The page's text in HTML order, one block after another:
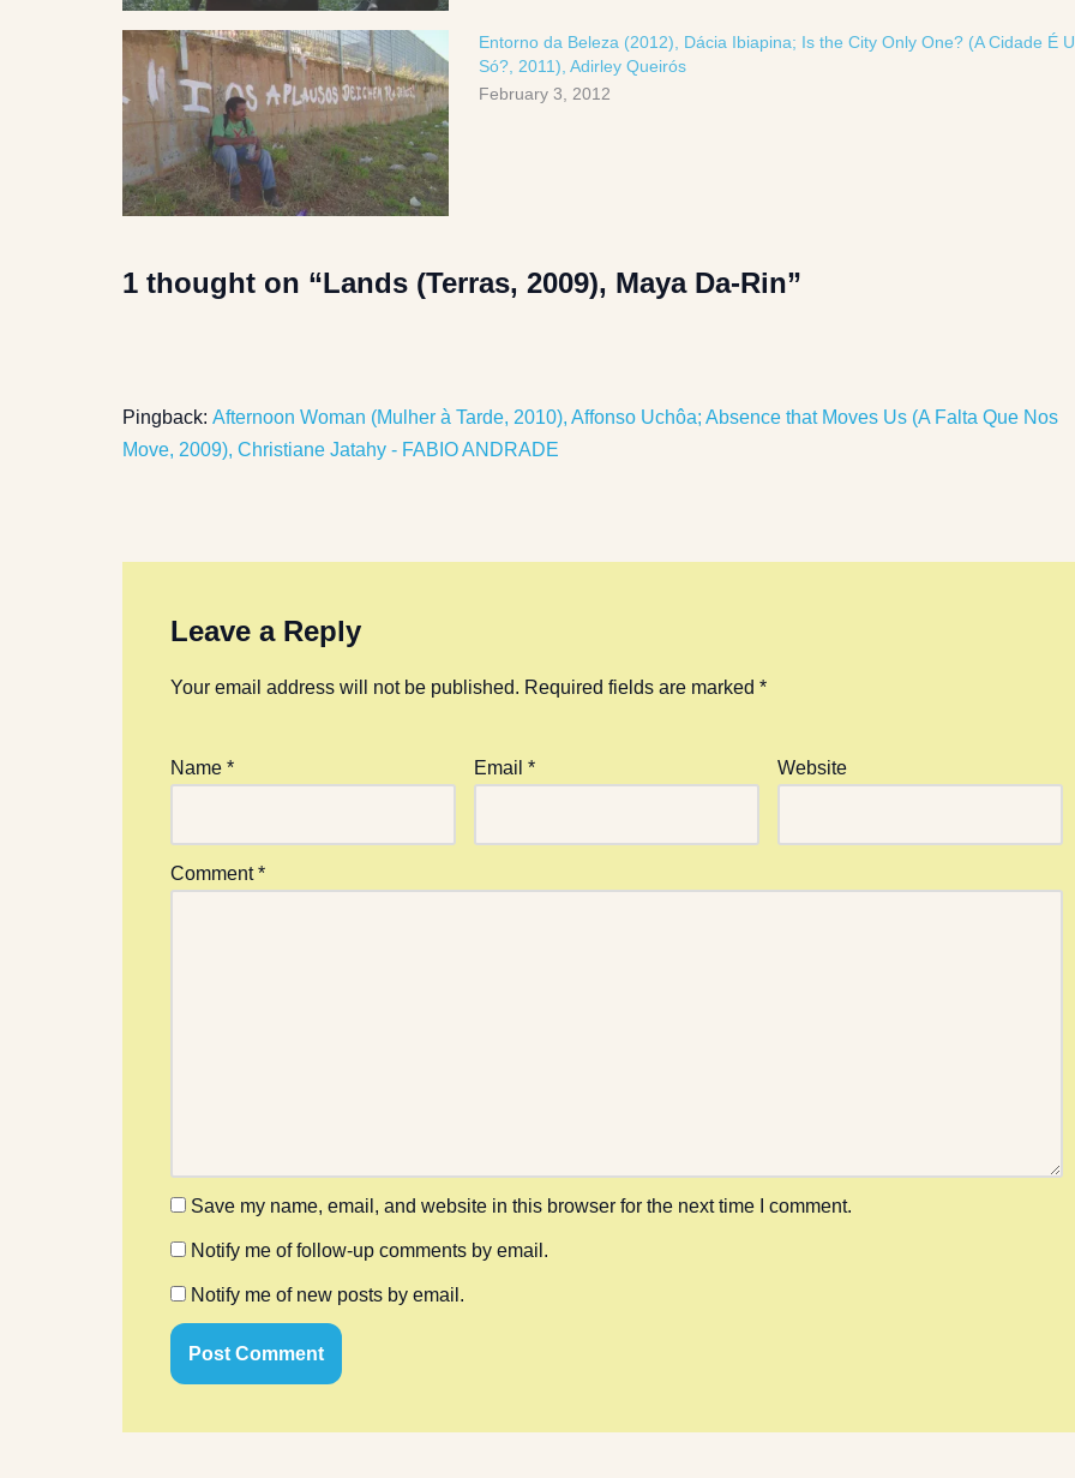
Entorno da Beleza (2012), Dácia Ibiapina; Is the City Only One? (A Cidade É
Só?, 2011), Adirley Queirós
February 3, 2012
1 thought on “Lands (Terras, 2009), Maya Da-Rin”
Pingback: Afternoon Woman (Mulher à Tarde, 2010), Affonso Uchôa; Absence that Moves Us (A Falta Que Nos
Move, 2009), Christiane Jatahy - FABIO ANDRADE
Leave a Reply
Your email address will not be published. Required fields are marked *
Name * Email* Website
Comment*
Save my name, email, and website in this browser for the next time I comment.
Notify me of follow-up comments by email.
Notify me of new posts by email.